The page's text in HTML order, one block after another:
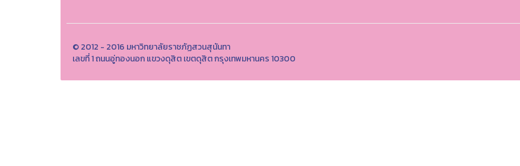
© 2012 - 2016 มหาวิทยาลัยราชภัฏสวนสุนันทา
เลขที่ 1 ถนนอู่ทองนอก แขวงดุสิต เขตดุสิต กรุงเทพมหานคร 10300